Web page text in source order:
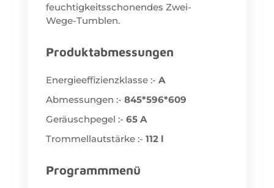
feuchtigkeitsschonendes Zwei-
Wege-Tumblen.
Produktabmessungen
Energieeffizienzklasse :- A
Abmessungen :- 845*596*609
Geräuschpegel :- 65 A
Trommellautstärke :- 112 l
Programmmenü